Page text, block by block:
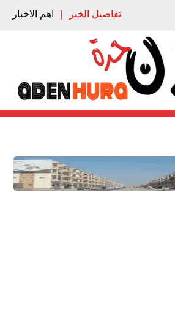
تفاصيل الخبر | اهم الاخبار